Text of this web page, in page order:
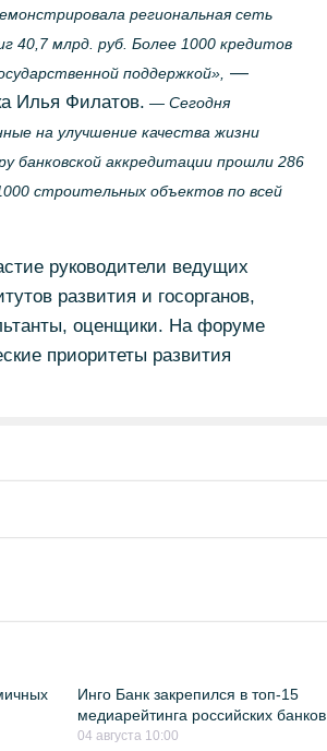
региональная сеть
40,7 млрд. руб. Более 1000 кредитов
поддержкой», —
Илья Филатов. — Сегодня
на улучшение качества жизни
банковской аккредитации прошли 286
строительных объектов по всей
руководители ведущих
развития и госорганов,
оценщики. На форуме
приоритеты развития
Инго Банк закрепился в топ-15
медиарейтинга российских банков
04 августа 10:00